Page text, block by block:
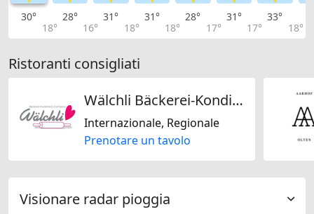
30°
18°
28°
16°
31°
18°
31°
18°
28°
17°
31°
17°
33°
18°
Ristoranti consigliati
Wälchli Bäckerei-Konditorei-Confiserie GmbH
Internazionale, Regionale
Prenotare un tavolo
Visionare radar pioggia